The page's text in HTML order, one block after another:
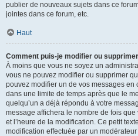
publier de nouveaux sujets dans ce
jointes dans ce forum, etc.
Haut
Comment puis-je modifier ou
À moins que vous ne soyez un
vous ne pouvez modifier ou supprimer
pouvez modifier un de vos messages
dans une limite de temps après que le
quelqu’un a déjà répondu à votre
message affichera le nombre de fois
et l’heure de la modification. Ce petit
modification effectuée par un